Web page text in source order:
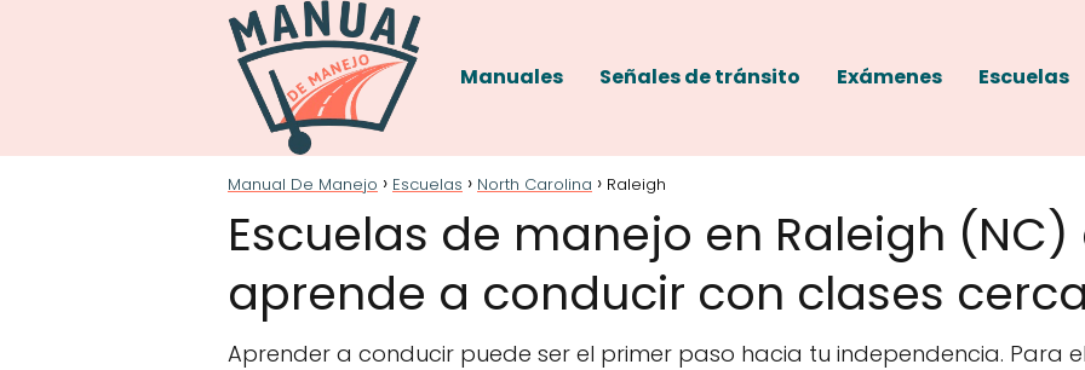
Manuales Señales de tránsito Exámenes Escuelas
Manual De Manejo Escuelas North Carolina Raleigh
Escuelas de manejo en Raleigh
aprende a conducir con clases
Aprender a conducir puede ser el primer paso hacia tu independencia. Para